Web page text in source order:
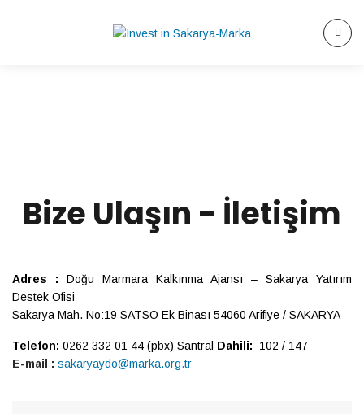
Bize Ulaşın - İletişim
Adres : Doğu Marmara Kalkınma Ajansı – Sakarya Yatırım
Destek Ofisi
Sakarya Mah. No:19 SATSO Ek Binası 54060 Arifiye / SAKARYA
Telefon: 0262 332 01 44 (pbx) Santral Dahili:
102 / 147
E-mail : sakaryaydo@marka.org.tr